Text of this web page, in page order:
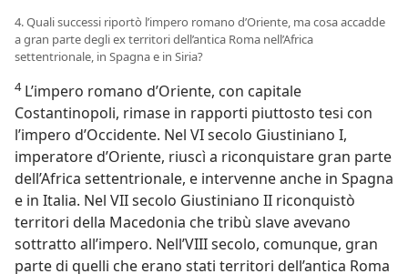
4. Quali successi riportò l’impero romano d’Oriente, ma cosa accadde
a gran parte degli ex territori dell’antica Roma nell’Africa
settentrionale, in Spagna e in Siria?
4L’impero romano d’Oriente, con capitale
Costantinopoli, rimase in rapporti piuttosto tesi con
l’impero d’Occidente. Nel VI secolo Giustiniano I,
imperatore d’Oriente, riuscì a riconquistare gran parte
dell’Africa settentrionale, e intervenne anche in Spagna
e in Italia. Nel VII secolo Giustiniano II riconquistò
territori della Macedonia che tribù slave avevano
sottratto all’impero. Nell’VIII secolo, comunque, gran
parte di quelli che erano stati territori dell’antica Roma